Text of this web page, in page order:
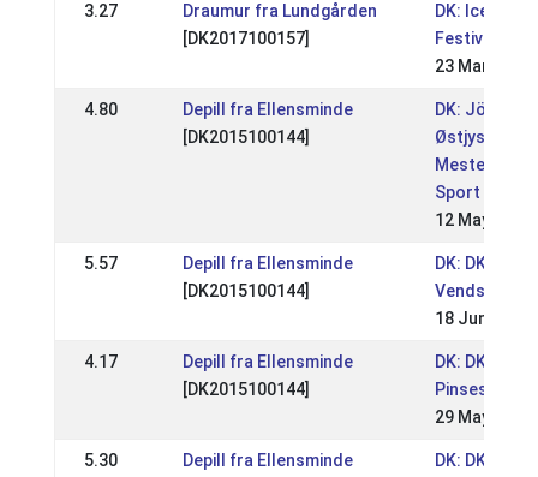
3.27
Draumur fra Lundgården
[DK2017100157]
DK: Icehorse
Festival 2025
23 Mar 2025
4.80
Depill fra Ellensminde
[DK2015100144]
DK: Jökull -
Østjysk
Mesterskab
Sport DRL /
12 May 2024
5.57
Depill fra Ellensminde
[DK2015100144]
DK: DK -
Vendsyssel
18 Jun 2023
4.17
Depill fra Ellensminde
[DK2015100144]
DK: DK -
Pinsestævne
29 May 2023
5.30
Depill fra Ellensminde
DK: DK -